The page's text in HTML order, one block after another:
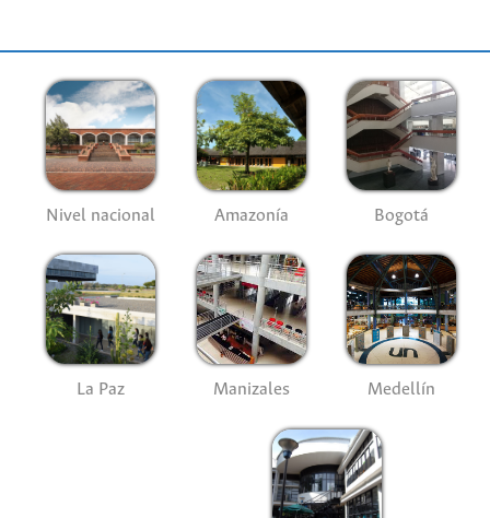
Nivel nacional Amazonía Bogotá
La Paz Manizales Medellín